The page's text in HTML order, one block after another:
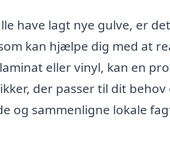
have lagt nye gulve, er
kan hjælpe dig med at
eller vinyl, kan en
der passer til dit
og sammenligne lokale